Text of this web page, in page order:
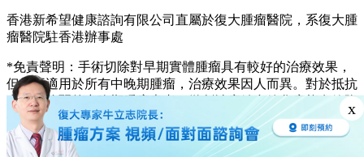
香港新希望健康諮詢有限公司直屬於復大腫瘤醫院，系復大腫
瘤醫院駐香港辦事處
*免責聲明：手術切除對早期實體腫瘤具有較好的治療效果，
但並不適用於所有中晚期腫瘤，治療效果因人而異。對於抵抗
力相對較弱的中晚期腫瘤患者，微創治療結合放化療能有效降
低治療帶來的損傷及副作用，幫助患者獲得更好的治療效果。
© 2003—2026, fuda cancer hospital. All rights reserved.
x